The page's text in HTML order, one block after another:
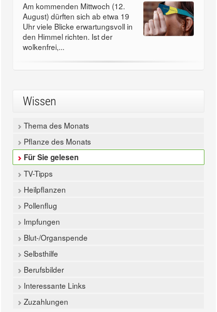
Am kommenden Mittwoch (12.
August) dürften sich ab etwa 19
Uhr viele Blicke erwartungsvoll in
den Himmel richten. Ist der
wolkenfrei,...
Wissen
Thema des Monats
Pflanze des Monats
Für Sie gelesen
TV-Tipps
Heilpflanzen
Pollenflug
Impfungen
Blut-/Organspende
Selbsthilfe
Berufsbilder
Interessante Links
Zuzahlungen